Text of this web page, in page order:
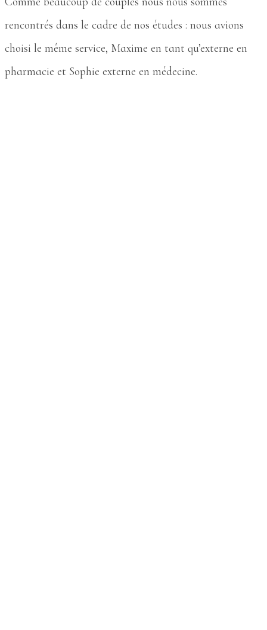
rencontrés dans le cadre de nos études : nous avions
choisi le même service, Maxime en tant qu’externe en
pharmacie et Sophie externe en médecine.